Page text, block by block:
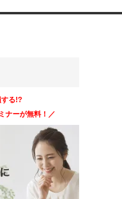
る!?
ナーが無料！／